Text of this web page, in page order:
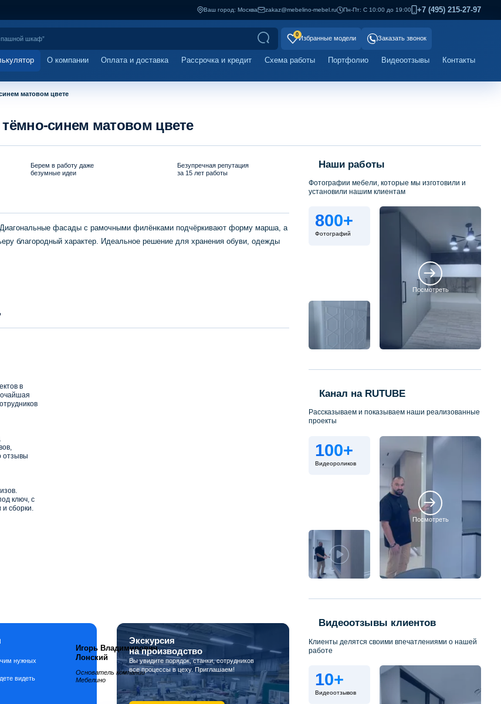
Ваш город: Москва zakaz@mebelino-mebel.ru Пн-Пт: С 10:00 до 19:00 +7 (495) 215-27-97
0
Избранные модели Заказать звонок
О компании Оплата и доставка Рассрочка и кредит Схема работы Портфолио Видеоотзывы Контакты
матовом цвете
синем матовом цвете
Берем в работу даже
безумные идеи
Безупречная репутация
за 15 лет работы
фасады с рамочными филёнками подчёркивают форму марша, а
благородный характер. Идеальное решение для хранения обуви, одежды
в
отзывы
ключ, с
сборки.
Игорь Владимирович
Лонский
Основатель компании
Мебелино
нужных
видеть
Экскурсия
на производство
Вы увидите порядок, станки, сотрудников
все процессы в цеху. Приглашаем!
Наши работы
Фотографии мебели, которые мы изготовили и
установили нашим клиентам
800+
Фотографий
Посмотреть
Канал на RUTUBE
Рассказываем и показываем наши реализованные
проекты
100+
Видеороликов
Посмотреть
Видеоотзывы клиентов
Клиенты делятся своими впечатлениями о нашей
работе
10+
Видеоотзывов